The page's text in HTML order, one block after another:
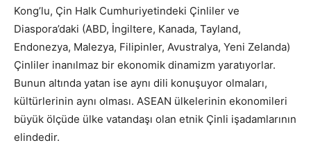
Kong’lu, Çin Halk Cumhuriyetindeki Çinliler ve
Diaspora’daki (ABD, İngiltere, Kanada, Tayland,
Endonezya, Malezya, Filipinler, Avustralya, Yeni Zelanda)
Çinliler inanılmaz bir ekonomik dinamizm yaratıyorlar.
Bunun altında yatan ise aynı dili konuşuyor olmaları,
kültürlerinin aynı olması. ASEAN ülkelerinin ekonomileri
büyük ölçüde ülke vatandaşı olan etnik Çinli işadamlarının
elindedir.